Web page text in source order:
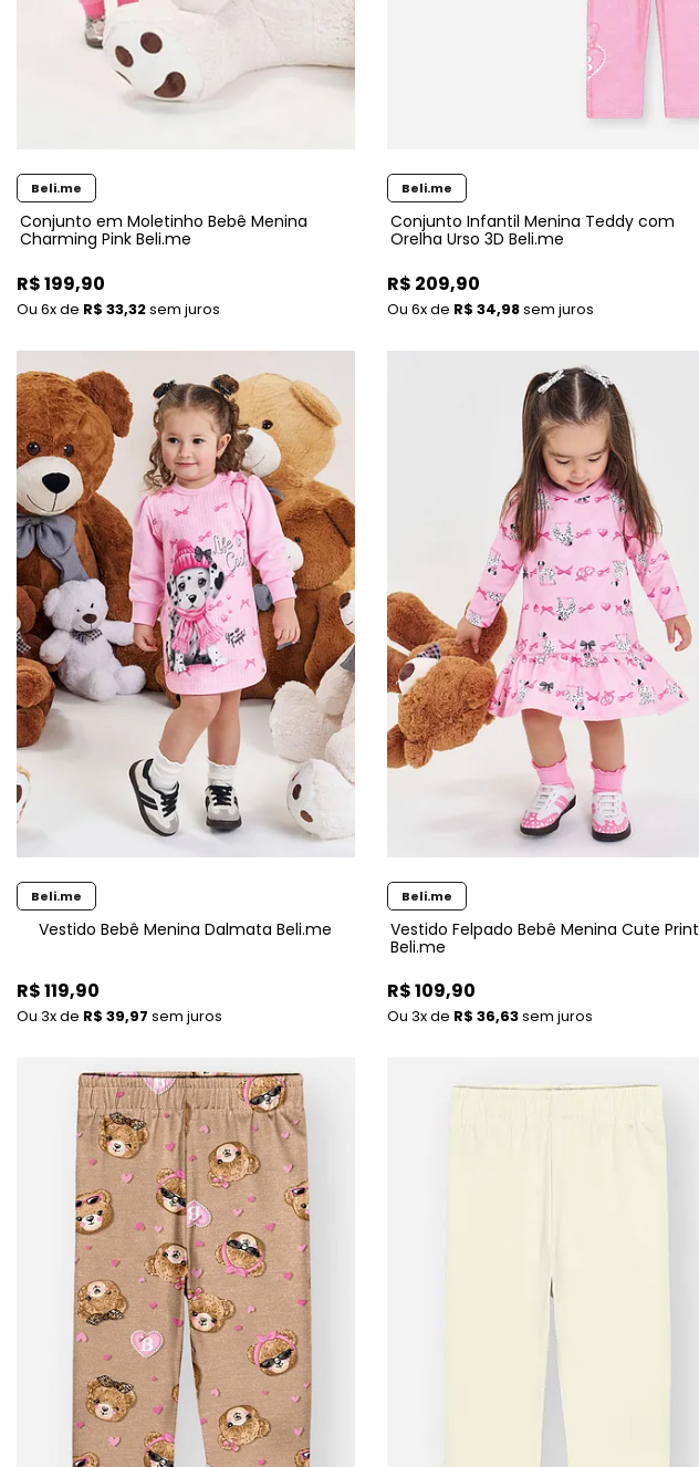
Conjunto em Moletinho Bebê Menina
Charming Pink Beli.me
Beli.me
R$ 199,90
6xde R$ 33,32sem juros
Conjunto Infantil Menina Teddy com
Orelha Urso 3D Beli.me
Beli.me
R$ 209,90
6xde R$ 34,98sem juros
Vestido Bebê Menina Dalmata Beli.me
Beli.me
R$ 119,90
3xde R$ 39,97 sem juros
Vestido Felpado Bebê Menina Cute Print
Beli.me
Beli.me
R$ 109,90
3xde R$ 36,63sem juros